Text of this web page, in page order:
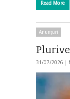
Read More
Anunțuri
31/07/2026 |